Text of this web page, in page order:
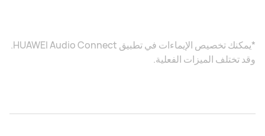
*يمكنك تخصيص الإيماءات في تطبيق HUAWEI Audio Connect.
وقد تختلف الميزات الفعلية.